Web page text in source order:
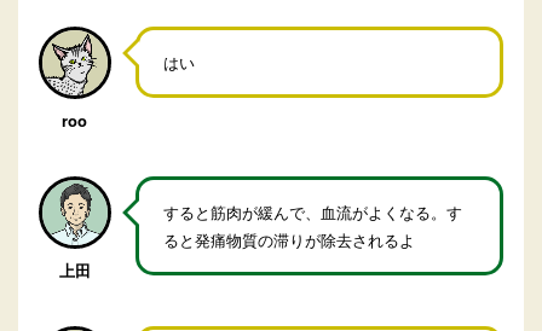
roo
はい
上田
すると筋肉が緩んで、血流がよくなる。す
ると発痛物質の滞りが除去されるよ